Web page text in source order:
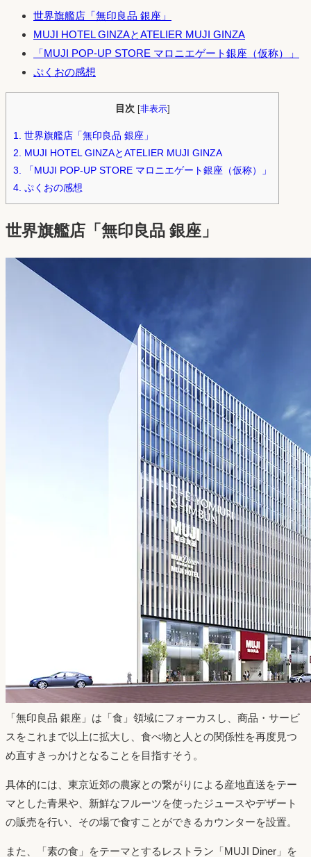
世界旗艦店「無印良品 銀座」
MUJI HOTEL GINZAとATELIER MUJI GINZA
「MUJI POP-UP STORE マロニエゲート銀座（仮称）」
ぷくおの感想
目次 [非表示]
1.
世界旗艦店「無印良品 銀座」
2.
MUJI HOTEL GINZAとATELIER MUJI GINZA
3.
「MUJI POP-UP STORE マロニエゲート銀座（仮称）」
4. ぷくおの感想
世界旗艦店「無印良品 銀座」
「無印良品 銀座」は「食」領域にフォーカスし、商品・サービ
スをこれまで以上に拡大し、食べ物と人との関係性を再度見つ
め直すきっかけとなることを目指すそう。
具体的には、東京近郊の農家との繋がりによる産地直送をテー
マとした青果や、新鮮なフルーツを使ったジュースやデザート
の販売を行い、その場で食すことができるカウンターを設置。
また、「素の食」をテーマとするレストラン「MUJI Diner」を